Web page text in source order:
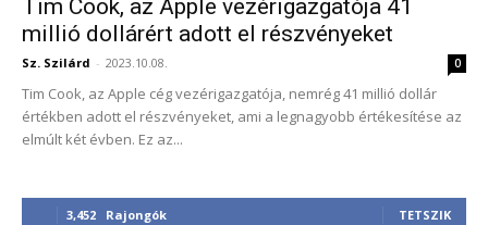
Tim Cook, az Apple vezérigazgatója 41
millió dollárért adott el részvényeket
Sz. Szilárd - 2023.10.08. 0
Tim Cook, az Apple cég vezérigazgatója, nemrég 41 millió dollár
értékben adott el részvényeket, ami a legnagyobb értékesítése az
elmúlt két évben. Ez az...
3,452 Rajongók TETSZIK